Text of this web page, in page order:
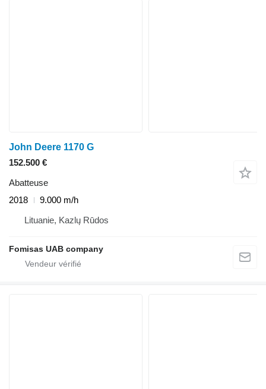
John Deere 1170 G
152.500 €
Abatteuse
2018
9.000 m/h
Lituanie, Kazlų Rūdos
Fomisas UAB company